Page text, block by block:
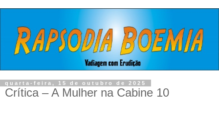
quarta-feira, 15 de outubro de 2025
Crítica – A Mulher na Cabine 10